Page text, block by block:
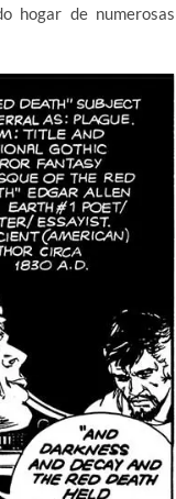
hogar de numerosas